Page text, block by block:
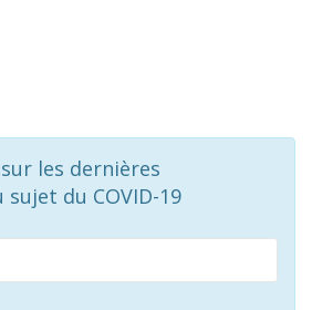
les dernières
du COVID-19